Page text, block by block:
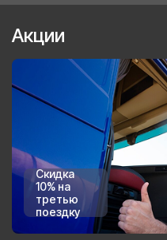
Акции
Скидка
10% на
третью
поездку